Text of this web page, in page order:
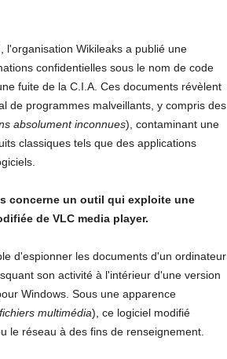
l'organisation Wikileaks a publié une
confidentielles sous le nom de code
fuite de la C.I.A. Ces documents révèlent
de programmes malveillants, y compris des
absolument inconnues), contaminant une
classiques tels que des applications
concerne un outil qui exploite une
de VLC media player.
d'espionner les documents d'un ordinateur
son activité à l'intérieur d'une version
Windows. Sous une apparence
multimédia), ce logiciel modifié
le réseau à des fins de renseignement.